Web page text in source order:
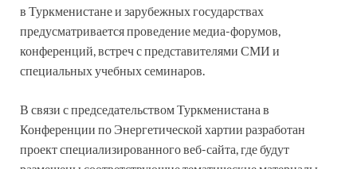
в Туркменистане и зарубежных государствах
предусматривается проведение медиа-форумов,
конференций, встреч с представителями СМИ и
специальных учебных семинаров.
В связи с председательством Туркменистана в
Конференции по Энергетической хартии разработан
проект специализированного веб-сайта, где будут